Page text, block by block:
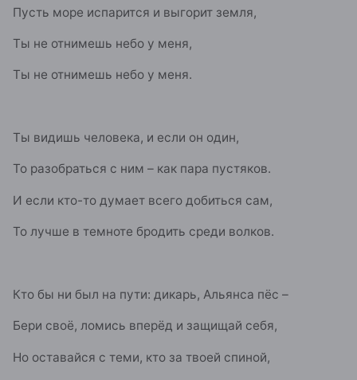
Пусть море испарится и выгорит земля,
Ты не отнимешь небо у меня,
Ты не отнимешь небо у меня.
Ты видишь человека, и если он один,
То разобраться с ним – как пара пустяков.
И если кто-то думает всего добиться сам,
То лучше в темноте бродить среди волков.
Кто бы ни был на пути: дикарь, Альянса пёс –
Бери своё, ломись вперёд и защищай себя,
Но оставайся с теми, кто за твоей спиной,